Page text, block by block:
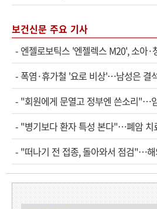
보건신문 주요 기사
- 엔젤로보틱스 '엔젤렉스 M20', 소아·청소년
- 폭염·휴가철 '요로 비상'…남성은 결
- "회원에게 문열고 정부엔 쓴소리"…
- "병기보다 환자 특성 본다"…폐암 치료,
- "떠나기 전 접종, 돌아와서 점검"…해외